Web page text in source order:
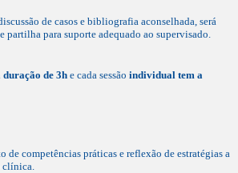
de casos e bibliografia aconselhada, será
partilha para suporte adequado ao supervisado.
de 3h e cada sessão individual tem a
de competências práticas e reflexão de estratégias a